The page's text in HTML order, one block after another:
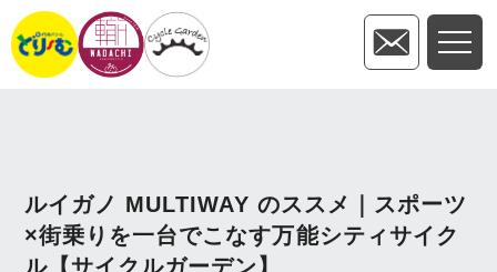
ルイガノ MULTIWAY のススメ｜スポーツ
×街乗りを一台でこなす万能シティサイク
ル【サイクルガーデン】